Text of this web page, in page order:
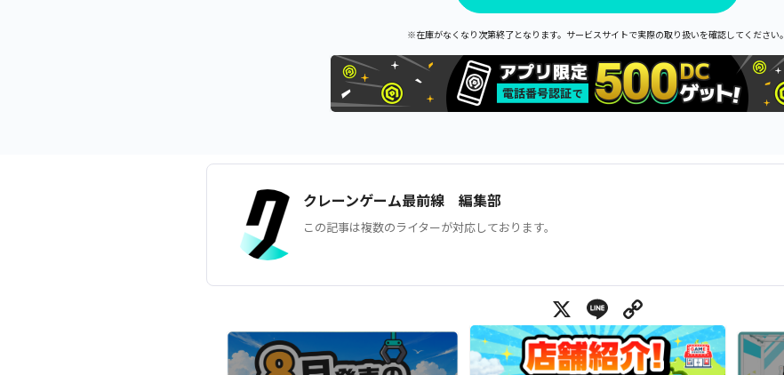
※在庫がなくなり次第終了となります。サービスサイトで実際の取り扱いを確認してください。
クレーンゲーム最前線 編集部
この記事は複数のライターが対応しております。
X Line